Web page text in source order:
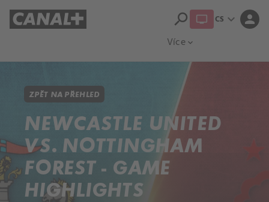
Více expand_more
search CS expand_more person
ZPĚT NA PŘEHLED
NEWCASTLE UNITED
VS. NOTTINGHAM
FOREST - GAME
HIGHLIGHTS